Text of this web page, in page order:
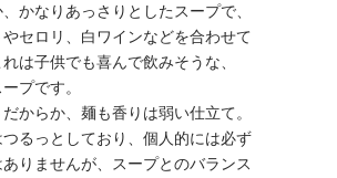
かなりあっさりとしたスープで、
やセロリ、白ワインなどを合わせて
は子供でも喜んで飲みそうな、
プです。
からか、麺も香りは弱い仕立て。
るっとしており、個人的には必ず
ありませんが、スープとのバランス